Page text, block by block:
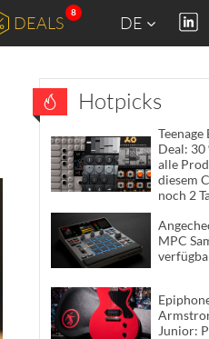
DEALS
8
DE
Hotpicks
Deal: 30
alle
diesem
noch 2
MPC
Junior: